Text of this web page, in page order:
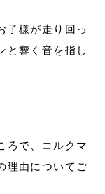
子様が走り回っ
と響く音を指し
ろで、コルクマ
理由についてご